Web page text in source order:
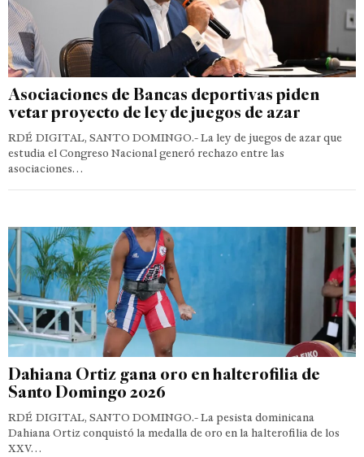
Asociaciones de Bancas deportivas piden
vetar proyecto de ley de juegos de azar
RDÉ DIGITAL, SANTO DOMINGO.- La ley de juegos de azar que
estudia el Congreso Nacional generó rechazo entre las
asociaciones…
Dahiana Ortiz gana oro en halterofilia de
Santo Domingo 2026
RDÉ DIGITAL, SANTO DOMINGO.- La pesista dominicana
Dahiana Ortiz conquistó la medalla de oro en la halterofilia de los
XXV…